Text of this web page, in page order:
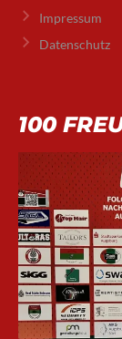
Impressum
Datenschutz
100